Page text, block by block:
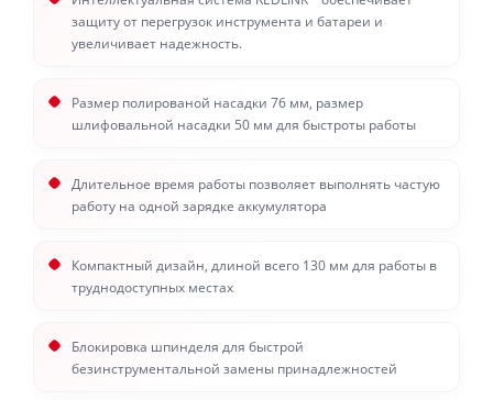
защиту от перегрузок инструмента и батареи и
увеличивает надежность.
Размер полированой насадки 76 мм, размер
шлифовальной насадки 50 мм для быстроты работы
Длительное время работы позволяет выполнять частую
работу на одной зарядке аккумулятора
Компактный дизайн, длиной всего 130 мм для работы в
труднодоступных местах
Блокировка шпинделя для быстрой
безинструментальной замены принадлежностей